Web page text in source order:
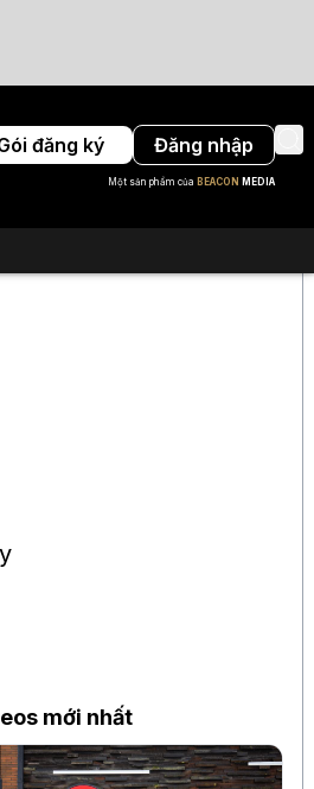
đăng ký Đăng nhập
Một sản phẩm của BEACON MEDIA
mới nhất